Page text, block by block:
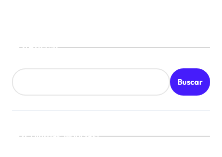
Buscar
Buscar
¡Ultimas Noticias!